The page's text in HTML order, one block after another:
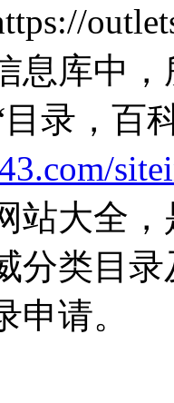
息库中
目录，百
站大全
分类目
申请。